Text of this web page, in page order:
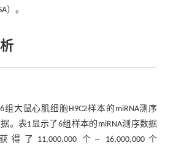
）。
大鼠心肌细胞H9C2样本的miRNA测序
。 表1 显示了6组样本的miRNA测序数据
了11,000,000 个~ 16,000,000个